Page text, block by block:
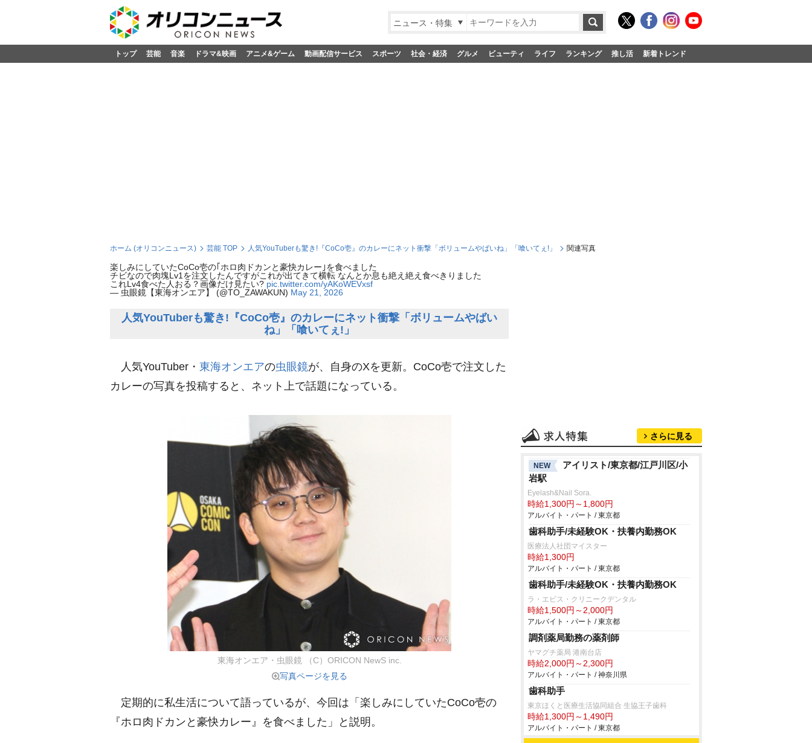
ニュース・特集
トップ 芸能 音楽 ドラマ&映画 アニメ&ゲーム 動画配信サービス スポーツ 社会・経済 グルメ ビューティ ライフ ランキング 推し活 新着トレンド
ホーム (オリコンニュース) 芸能 TOP 人気YouTuberも驚き!『CoCo壱』のカレーにネット衝撃「ボリュームやばいね」「喰いてぇ!」 関連写真
楽しみにしていたCoCo壱の｢ホロ肉ドカンと豪快カレー｣を食べました
チビなので肉塊Lv1を注文したんですがこれが出てきて横転 なんとか息も絶え絶え食べきりました
これLv4食べた人おる？画像だけ見たい? pic.twitter.com/yAKoWEVxsf
— 虫眼鏡【東海オンエア】 (@TO_ZAWAKUN) May 21, 2026
人気YouTuberも驚き!『CoCo壱』のカレーにネット衝撃「ボリュームやばい
ね」「喰いてぇ!」
人気YouTuber・ 東海オンエアの虫眼鏡が、自身のXを更新。CoCo壱で注文した
カレーの写真を投稿すると、ネット上で話題になっている。
東海オンエア・虫眼鏡 （C）ORICON NewS inc.
写真ページを見る
定期的に私生活について語っているが、今回は「楽しみにしていたCoCo壱の
『ホロ肉ドカンと豪快カレー』を食べました」と説明。
さらに見る
NEW
アイリスト/東京都/江戸川区/小
駅
Eyelash&Nail Sora.
時給1,300円～1,800円
アルバイト・パート / 東京都
歯科助手/未経験OK・扶養内勤務OK
医療法人社団マイスター
時給1,300円
アルバイト・パート / 東京都
歯科助手/未経験OK・扶養内勤務OK
ラ・エビス・クリニークデンタル
時給1,500円～2,000円
アルバイト・パート / 東京都
調剤薬局勤務の薬剤師
ヤマグチ薬局 港南台店
時給2,000円～2,300円
アルバイト・パート / 神奈川県
歯科助手
東京ほくと医療生活協同組合 生協王子歯科
時給1,300円～1,490円
アルバイト・パート / 東京都